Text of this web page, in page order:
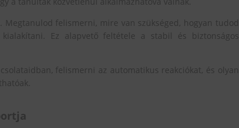
felismerni, mire van szükséged, hogyan tudod
Ez alapvető feltétele a stabil és biztonságos
felismerni az automatikus reakciókat, és olyan